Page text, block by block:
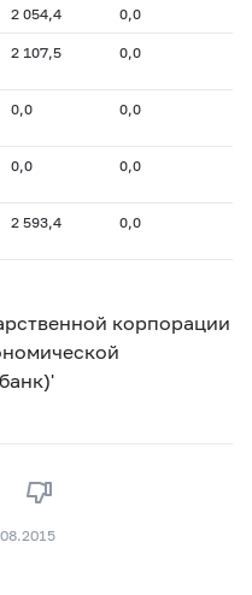
2 054,4 0,0
2 107,5 0,0
0,0 0,0
0,0 0,0
2 593,4 0,0
корпорации